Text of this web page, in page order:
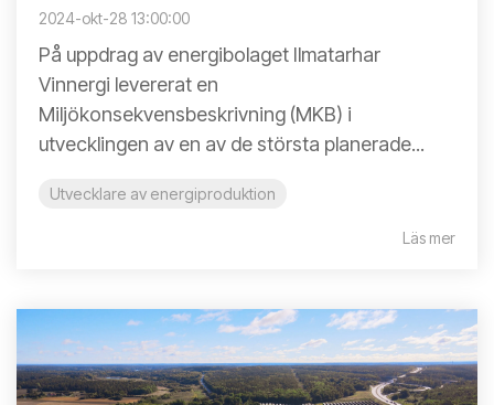
2024-okt-28 13:00:00
På uppdrag av energibolaget Ilmatarhar
Vinnergi levererat en
Miljökonsekvensbeskrivning (MKB) i
utvecklingen av en av de största planerade...
Utvecklare av energiproduktion
Läs mer